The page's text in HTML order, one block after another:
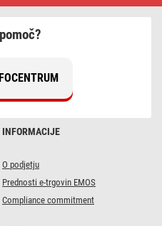
INFORMACIJE
O podjetju
Prednosti e-trgovin EMOS
Compliance commitment